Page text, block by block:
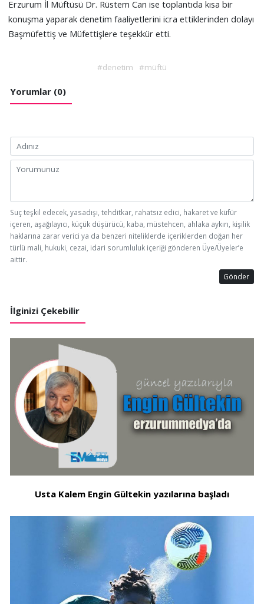
Erzurum İl Müftüsü Dr. Rüstem Can ise toplantıda kısa bir
konuşma yaparak denetim faaliyetlerini icra ettiklerinden dolayı
Başmüfettiş ve Müfettişlere teşekkür etti.
#denetim #müftü
Yorumlar (0)
Suç teşkil edecek, yasadışı, tehditkar, rahatsız edici, hakaret ve küfür
içeren, aşağılayıcı, küçük düşürücü, kaba, müstehcen, ahlaka aykırı, kişilik
haklarına zarar verici ya da benzeri niteliklerde içeriklerden doğan her
türlü mali, hukuki, cezai, idari sorumluluk içeriği gönderen Üye/Üyeler’e
aittir.
Gönder
İlginizi Çekebilir
Usta Kalem Engin Gültekin yazılarına başladı